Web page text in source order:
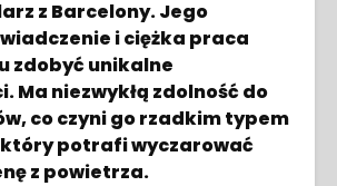
z Barcelony. Jego
i ciężka praca
zdobyć unikalne
Ma niezwykłą zdolność do
co czyni go rzadkim typem
potrafi wyczarować
z powietrza.